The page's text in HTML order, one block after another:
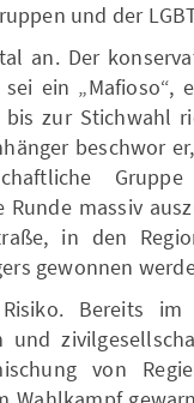
und der
an. Der
sei ein
bis zur Stichwahl
beschwor
massiv
in den
gewonnen
Bereits
und
von